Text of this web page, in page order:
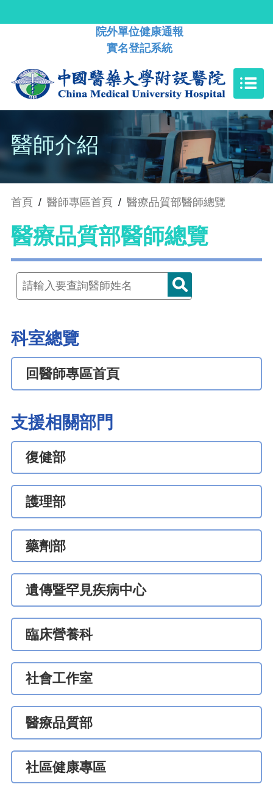
院外單位健康通報
實名登記系統
醫師介紹
首頁 / 醫師專區首頁 / 醫療品質部醫師總覽
醫療品質部醫師總覽
科室總覽
回醫師專區首頁
支援相關部門
復健部
護理部
藥劑部
遺傳暨罕見疾病中心
臨床營養科
社會工作室
醫療品質部
社區健康專區